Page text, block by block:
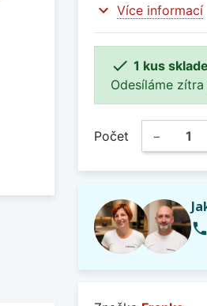
expand_more Více informací
 1 kus
Odesíláme zítra
Počet −
phone